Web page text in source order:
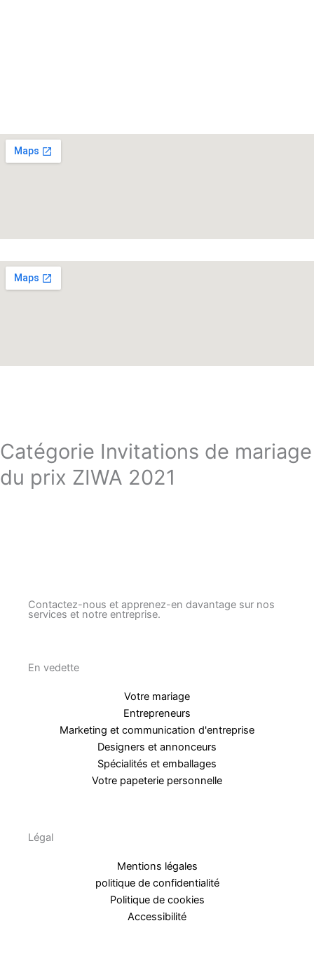
Catégorie Invitations de mariage
du prix ZIWA 2021
Contactez-nous et apprenez-en davantage sur nos
services et notre entreprise.
En vedette
Votre mariage
Entrepreneurs
Marketing et communication d'entreprise
Designers et annonceurs
Spécialités et emballages
Votre papeterie personnelle
Légal
Mentions légales
politique de confidentialité
Politique de cookies
Accessibilité